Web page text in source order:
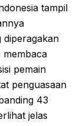
tampil
diperagakan
membaca
pemain
penguasaan
43
jelas